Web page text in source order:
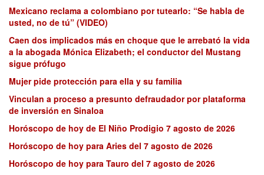
Mexicano reclama a colombiano por tutearlo: “Se habla de
usted, no de tú” (VIDEO)
Caen dos implicados más en choque que le arrebató la vida
a la abogada Mónica Elizabeth; el conductor del Mustang
sigue prófugo
Mujer pide protección para ella y su familia
Vinculan a proceso a presunto defraudador por plataforma
de inversión en Sinaloa
Horóscopo de hoy de El Niño Prodigio 7 agosto de 2026
Horóscopo de hoy para Aries del 7 agosto de 2026
Horóscopo de hoy para Tauro del 7 agosto de 2026